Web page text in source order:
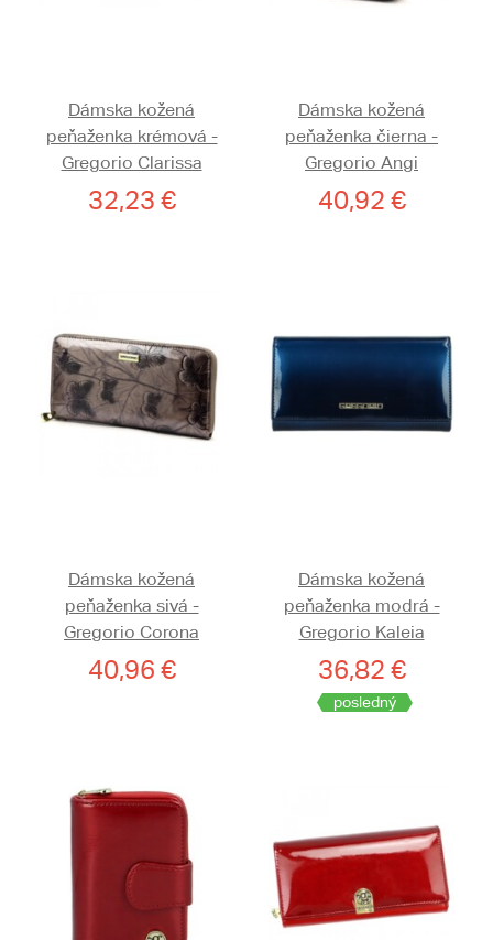
Dámska kožená
peňaženka krémová -
Gregorio Clarissa
32,23 €
Dámska kožená
peňaženka čierna -
Gregorio Angi
40,92 €
Dámska kožená
peňaženka sivá -
Gregorio Corona
40,96 €
Dámska kožená
peňaženka modrá -
Gregorio Kaleia
36,82 €
posledný